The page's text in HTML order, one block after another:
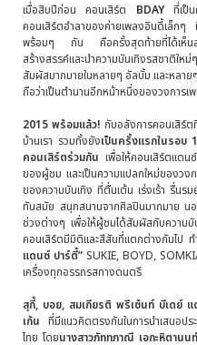
เมื่อสิบปีก่อน คอนเสิร์ต BDAYที่เป็น
คอนเสิร์ตอำลาของค่ายเพลงอินดี้เล็กๆ
พร้อมๆ กัน คือครั้งสุดท้ายที่ได้เห็น
สร้างสรรค์และนำความบันเทิงรสชาติใ
สัมผัสมากมายในหลายๆ อัลบั้ม และหลา
ถือว่าเป็นตำนานอีกหน้าหนึ่งของวงการเ
2015 พร้อมแล้ว! กับอลังการคอนเสิร์ต
บ้านเรา รวมทั้งยังเป็นครั้งแรกในรอบ
คอนเสิร์ตร่วมกัน เพื่อให้คอนเสิร์ตแด
ของผู้ชม และเป็นความแปลกใหม่ของวง
ของความบันเทิง ที่ตื่นเต้น เร่งเร้า รื่น
ทันสมัย สนุกสนานจากศิลปินมากมาย น
ช่วงต่างๆ เพื่อให้ผู้ชมได้สัมผัสกับความ
คอนเสิร์ตมีมิติและสีสันที่แตกต่างกันไป ท
แดนซ์ ปาร์ตี้” SUKIE, BOYD,
เครื่องทุกอรรถรสทางดนตรี
สุกี้, บอย, สมเกียรติ พรีเซ้นท์ บีเดย์
เก้น ที่มีแนวคิดตรงกันในการนำเสนอป
ไทย โดยนางสาวภัททภาณี เอกะหิตาน